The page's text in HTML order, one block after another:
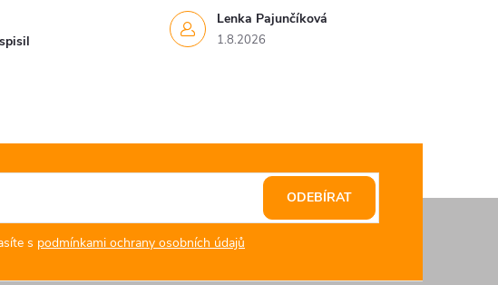
Lenka Pajunčíková
1.8.2026
s podmínkami ochrany osobních údajů
ODEBÍRAT